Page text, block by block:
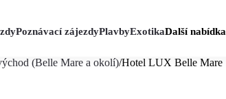
Poznávací zájezdyPlavbyExotikaDalší nabídka
(Belle Mare a okolí)/Hotel LUX Belle Mare